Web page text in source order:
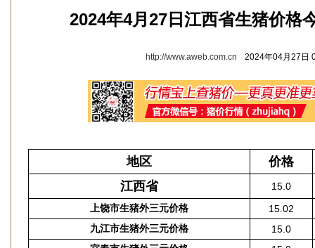
2024年4月27日江西省生猪价格
http://www.aweb.com.cn 2024年04月27日
地区
价格
江西省
15.0
上饶市生猪外三元价格
15.02
九江市生猪外三元价格
15.0